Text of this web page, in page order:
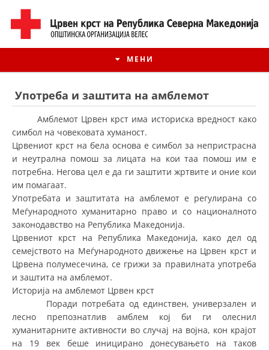
МЕНИ
ИСТОРИЈАТ НА ЦКРМ
ИСТОРИЈАТ НА ДВИЖЕЊЕТО
СТРУКТУРА НА ОРГАНИЗАЦИЈАТА
КОНТАКТ ИНФОРМАЦИИ
ЧЛЕНСТВО ВО ПРОФЕСИОНАЛНИ ТЕЛА
Употреба и заштита на амблемот
Амблемот Црвен крст има историска вредност како
симбол на човековата хуманост.
Црвениот крст на бела основа е симбол за непристрасна
и неутрална помош за лицата на кои таа помош им е
потребна. Негова цел е да ги заштити жртвите и оние кои
им помагаат.
Употребата и заштитата на амблемот е регулирана со
Меѓународното хуманитарно право и со националното
законодавство на Република Македонија.
Црвениот крст на Република Македонија, како дел од
семејството на Меѓународното движење на Црвен крст и
Црвена полумесечина, се грижи за правилната употреба
и заштита на амблемот.
Историја на амблемот Црвен крст
Поради потребата од единствен, универзален и
лесно препознатлив амблем кој би ги олеснил
хуманитарните активности во случај на војна, кон крајот
на 19 век беше иницирано донесувањето на таков